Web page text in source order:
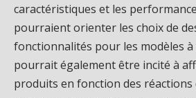
caractéristiques et les
pourraient orienter les choix de
fonctionnalités pour les modèles à
pourrait également être incité à
produits en fonction des réactions